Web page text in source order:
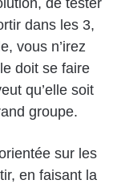
de tester
dans les 3,
vous n’irez
doit se faire
qu’elle soit
groupe.
sur les
en faisant la